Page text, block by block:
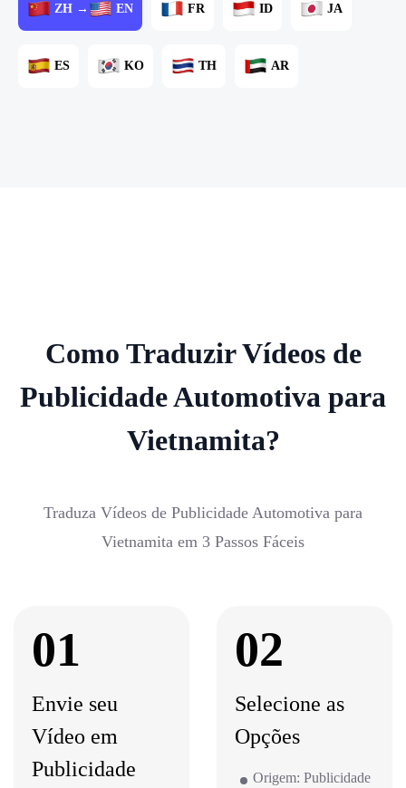
ZH → EN FR ID JA
ES KO TH AR
Como Traduzir Vídeos de
Publicidade Automotiva para
Vietnamita?
Traduza Vídeos de Publicidade Automotiva para
Vietnamita em 3 Passos Fáceis
01
Envie seu
Vídeo em
Publicidade
02
Selecione as
Opções
Origem: Publicidade